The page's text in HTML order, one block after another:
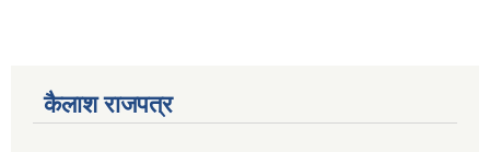
कैलाश राजपत्र